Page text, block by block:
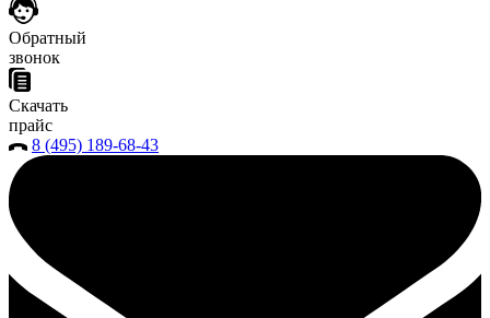
Обратный
звонок
Скачать
прайс
8 (495) 189-68-43